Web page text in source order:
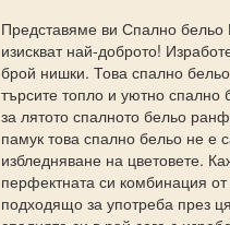
Представяме ви Спално бельо
изискват най-доброто!
брой нишки. Това спално
търсите топло и уютно
за лятото спалното бельо
памук това спално бельо не е
избледняване на цветовете.
перфектната си комбинация
подходящо за употреба през